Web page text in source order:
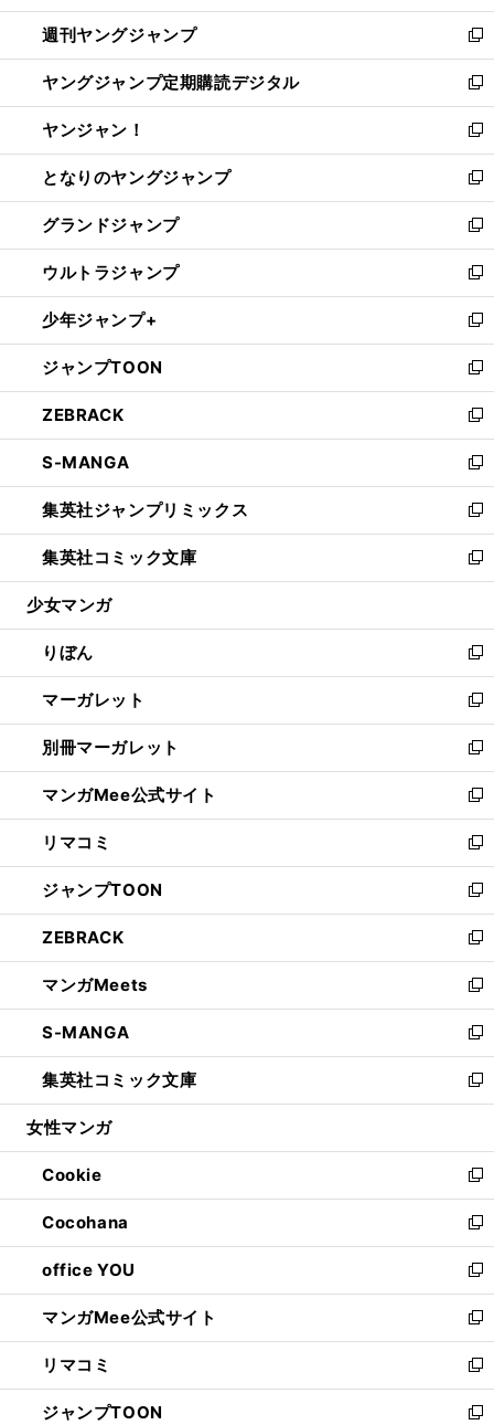
開
く
ウ
で
開
く
ン
ド
ウ
で
開
く
ウ
ィ
ン
ド
ウ
で
開
く
週刊ヤングジャンプ
新
し
い
ウ
ィ
ン
ド
ウ
で
開
く
ヤングジャンプ定期購読デジタル
新
し
い
ウ
ィ
ン
ド
ウ
で
開
く
ヤンジャン！
新
し
い
ウ
ィ
ン
ド
ウ
で
開
く
となりのヤングジャンプ
新
し
い
ウ
ィ
ン
ド
ウ
で
開
く
グランドジャンプ
新
し
い
ウ
ィ
ン
ド
ウ
で
開
く
ウルトラジャンプ
新
し
い
ウ
ィ
ン
ド
ウ
で
開
く
少年ジャンプ+
新
し
い
ウ
ィ
ン
ド
ウ
で
開
く
ジャンプTOON
新
し
い
ウ
ィ
ン
ド
ウ
で
開
ZEBRACK
新
し
い
ウ
ィ
ン
ド
ウ
開
く
S-MANGA
新
し
い
ウ
ィ
ン
ウ
で
開
く
集英社ジャンプリミックス
新
し
い
ウ
ン
ド
ウ
で
開
く
集英社コミック文庫
新
し
ウ
ィ
ン
ド
ウ
で
開
く
少女マンガ
りぼん
新
し
い
ウ
ィ
ン
ド
ウ
で
開
く
マーガレット
新
し
い
ウ
ィ
ン
ド
ウ
で
開
く
別冊マーガレット
新
し
い
ウ
ィ
ン
ド
ウ
で
開
く
マンガMee公式サイト
新
し
い
ウ
ィ
ン
ド
ウ
で
開
く
リマコミ
新
し
い
ウ
ィ
ン
ド
ウ
で
開
く
ジャンプTOON
新
し
い
ウ
ィ
ン
ド
ウ
で
開
ZEBRACK
新
し
い
ウ
ィ
ン
ド
ウ
開
く
マンガMeets
新
し
い
ウ
ィ
ン
ウ
で
開
く
S-MANGA
新
し
い
ウ
ン
ド
ウ
で
開
く
集英社コミック文庫
新
し
ウ
ィ
ン
ド
ウ
で
開
く
女性マンガ
Cookie
新
し
い
ウ
ィ
ン
ド
ウ
で
開
く
Cocohana
新
し
い
ウ
ィ
ン
ド
ウ
で
office YOU
新
し
い
ウ
ィ
ン
ド
マンガMee公式サイト
新
し
い
ウ
ィ
リマコミ
新
し
い
ジャンプTOON 新